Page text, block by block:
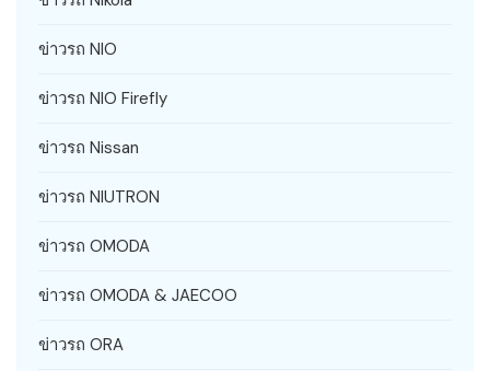
ข่าวรถ NIO
ข่าวรถ NIO Firefly
ข่าวรถ Nissan
ข่าวรถ NIUTRON
ข่าวรถ OMODA
ข่าวรถ OMODA & JAECOO
ข่าวรถ ORA